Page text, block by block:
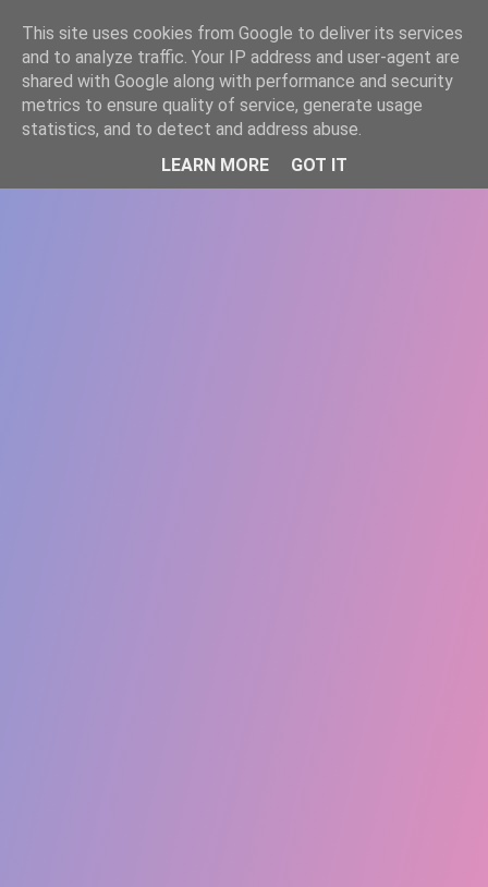
WWW.GAZISTI.RO
This site uses cookies from Google to deliver its services
and to analyze traffic. Your IP address and user-agent are
shared with Google along with performance and security
metrics to ensure quality of service, generate usage
statistics, and to detect and address abuse.
LEARN MORE
GOT IT